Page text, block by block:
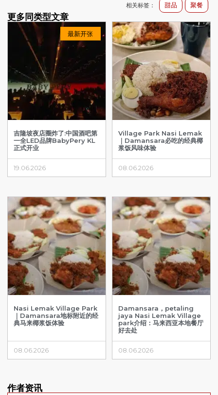
最新开张
吉隆坡夜店圈炸了:中国酒吧第
一全LED品牌BabyPery KL
正式开业
19.06.2026
Village Park Nasi Lemak
｜Damansara必吃的经典椰
浆饭风味体验
08.06.2026
Nasi Lemak Village Park
｜Damansara地标附近的经
典马来椰浆饭体验
08.06.2026
Damansara，petaling
jaya Nasi Lemak Village
park介绍：马来西亚本地餐厅
好去处
08.06.2026
相关标签： 甜品 聚餐
更多同类型文章
作者资讯